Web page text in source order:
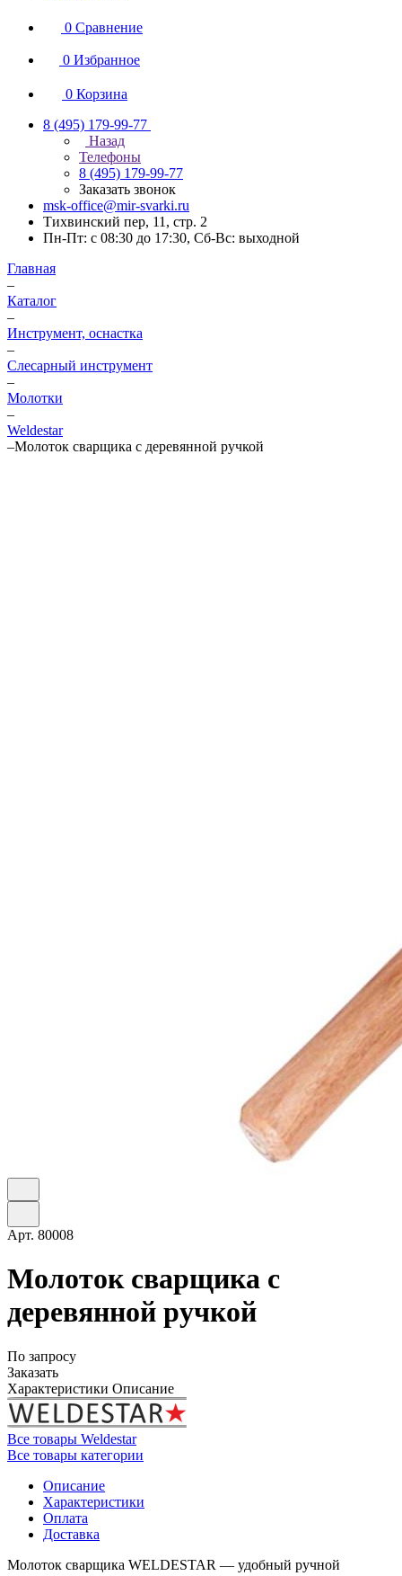
0 Сравнение
0 Избранное
0 Корзина
8 (495) 179-99-77
Назад
Телефоны
8 (495) 179-99-77
Заказать звонок
msk-office@mir-svarki.ru
Тихвинский пер, 11, стр. 2
Пн-Пт: с 08:30 до 17:30, Сб-Вс: выходной
Главная
–
Каталог
–
Инструмент, оснастка
–
Слесарный инструмент
–
Молотки
–
Weldestar
–Молоток сварщика с деревянной ручкой
Арт. 80008
Молоток сварщика с
деревянной ручкой
По запросу
Заказать
Характеристики Описание
Все товары Weldestar
Все товары категории
Описание
Характеристики
Оплата
Доставка
Молоток сварщика WELDESTAR — удобный ручной